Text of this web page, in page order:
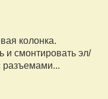
колонка.
и смонтировать эл/
разъемами...